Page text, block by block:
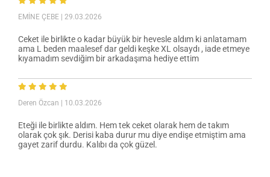
EMİNE ÇEBE | 29.03.2026
Ceket ile birlikte o kadar büyük bir hevesle aldım ki anlatamam
ama L beden maalesef dar geldi keşke XL olsaydı , iade etmeye
kıyamadım sevdiğim bir arkadaşıma hediye ettim
Deren Özcan | 10.03.2026
Eteği ile birlikte aldım. Hem tek ceket olarak hem de takım
olarak çok şık. Derisi kaba durur mu diye endişe etmiştim ama
gayet zarif durdu. Kalıbı da çok güzel.